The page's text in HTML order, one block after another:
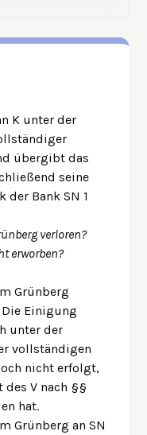
K unter der
übergibt das
seine
Bank SN 1
verloren?
erworben?
Grünberg
Die Einigung
unter der
vollständigen
nicht erfolgt,
V nach §§
hat.
Grünberg an SN